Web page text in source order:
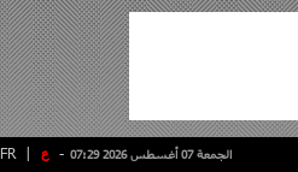
- ع FR الجمعة 07 أغسطس 2026 07:29